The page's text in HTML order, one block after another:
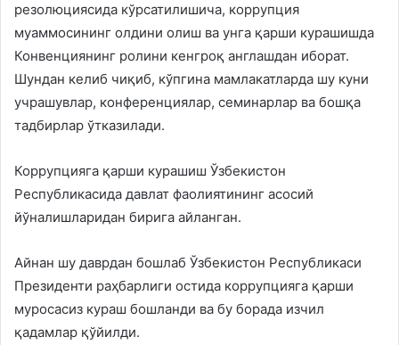
резолюциясида кўрсатилишича, коррупция
муаммосининг олдини олиш ва унга қарши курашишда
Конвенциянинг ролини кенгроқ англашдан иборат.
Шундан келиб чиқиб, кўпгина мамлакатларда шу куни
учрашувлар, конференциялар, семинарлар ва бошқа
тадбирлар ўтказилади.
Коррупцияга қарши курашиш Ўзбекистон
Республикасида давлат фаолиятининг асосий
йўналишларидан бирига айланган.
Айнан шу даврдан бошлаб Ўзбекистон Республикаси
Президенти раҳбарлиги остида коррупцияга қарши
муросасиз кураш бошланди ва бу борада изчил
қадамлар қўйилди.